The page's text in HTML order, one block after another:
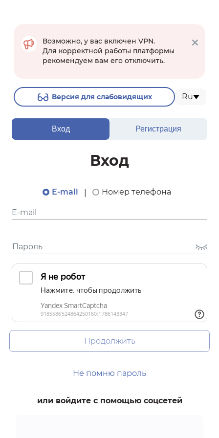
Версия для слабовидящих Ru
Возможно, у вас включен VPN.
Для корректной работы платформы
рекомендуем вам его отключить.
Вход Регистрация
Вход
E-mail Номер телефона
Продолжить
Не помню пароль
или войдите с помощью соцсетей